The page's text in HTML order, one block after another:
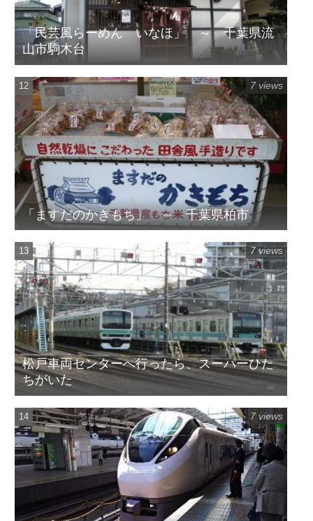
「民芸風らーめん いなほ」 ～ 千葉県流
山市駒木台
「ますだのかきもち」 ～ 千葉県柏市
7 views
松戸車両センターへ行ったら、スーパーひた
ちがいた
7 views
7 views